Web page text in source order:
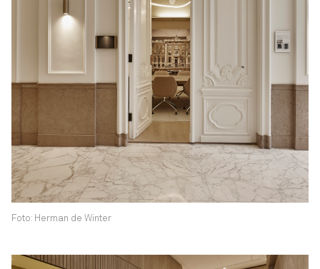
Foto: Herman de Winter